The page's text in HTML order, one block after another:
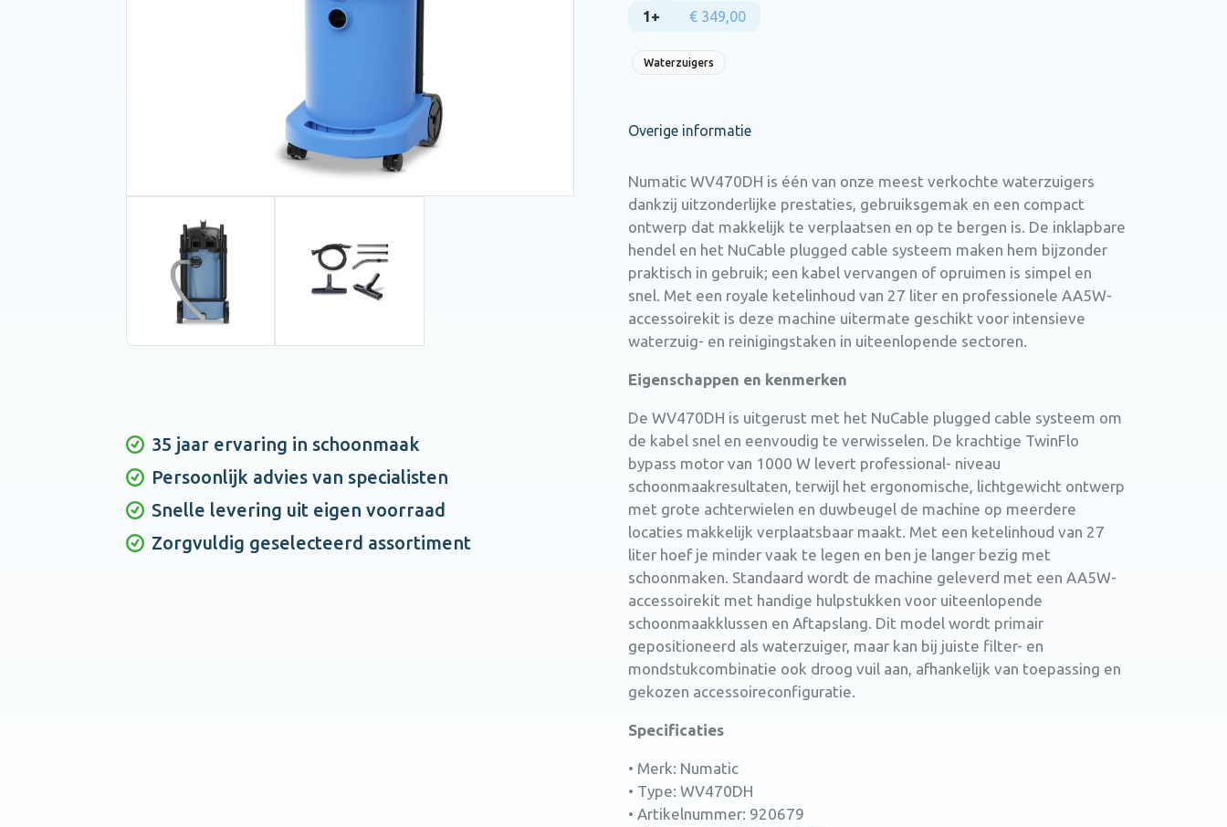
35 jaar ervaring in schoonmaak
Persoonlijk advies van specialisten
Snelle levering uit eigen voorraad
Zorgvuldig geselecteerd assortiment
1+ € 349,00
Waterzuigers
Overige informatie
Numatic WV470DH is één van onze meest verkochte waterzuigers
dankzij uitzonderlijke prestaties, gebruiksgemak en een compact
ontwerp dat makkelijk te verplaatsen en op te bergen is. De inklapbare
hendel en het NuCable plugged cable systeem maken hem bijzonder
praktisch in gebruik; een kabel vervangen of opruimen is simpel en
snel. Met een royale ketelinhoud van 27 liter en professionele AA5W-
accessoirekit is deze machine uitermate geschikt voor intensieve
waterzuig- en reinigingstaken in uiteenlopende sectoren.
Eigenschappen en kenmerken
De WV470DH is uitgerust met het NuCable plugged cable systeem om
de kabel snel en eenvoudig te verwisselen. De krachtige TwinFlo
bypass motor van 1000 W levert professional- niveau
schoonmaakresultaten, terwijl het ergonomische, lichtgewicht ontwerp
met grote achterwielen en duwbeugel de machine op meerdere
locaties makkelijk verplaatsbaar maakt. Met een ketelinhoud van 27
liter hoef je minder vaak te legen en ben je langer bezig met
schoonmaken. Standaard wordt de machine geleverd met een AA5W-
accessoirekit met handige hulpstukken voor uiteenlopende
schoonmaakklussen en Aftapslang. Dit model wordt primair
gepositioneerd als waterzuiger, maar kan bij juiste filter- en
mondstukcombinatie ook droog vuil aan, afhankelijk van toepassing en
gekozen accessoireconfiguratie.
Specificaties
• Merk: Numatic
• Type: WV470DH
• Artikelnummer: 920679